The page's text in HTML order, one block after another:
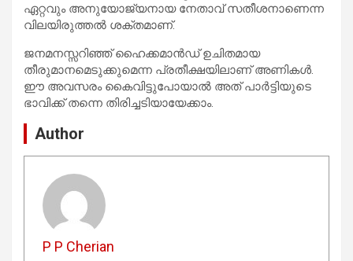
ഏറ്റവും അനുയോജ്യനായ നേതാവ് സതീശനാണെന്ന
വിലയിരുത്തൽ ശക്തമാണ്.
ജനമനസ്സറിഞ്ഞ് ഹൈക്കമാൻഡ് ഉചിതമായ
തീരുമാനമെടുക്കുമെന്ന പ്രതീക്ഷയിലാണ് അണികൾ.
ഈ അവസരം കൈവിട്ടുപോയാൽ അത് പാർട്ടിയുടെ
ഭാവിക്ക് തന്നെ തിരിച്ചടിയായേക്കാം.
Author
P P Cherian